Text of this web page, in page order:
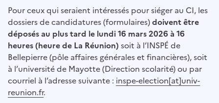
Pour ceux qui seraient intéressés pour siéger au CI, les
dossiers de candidatures (formulaires)doivent être
déposés au plus tard le lundi 16 mars 2026 à 16
heures (heure de La Réunion) soit à l’INSPÉ de
Bellepierre (pôle affaires générales et financières), soit
à l’université de Mayotte (Direction scolarité) ou par
courriel à l’adresse suivante : inspe-election[at]univ-
reunion.fr.